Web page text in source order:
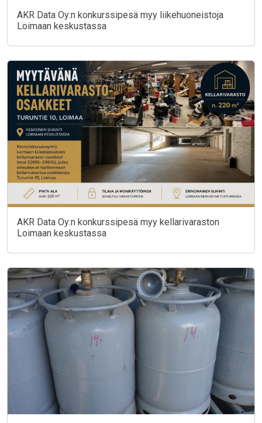
AKR Data Oy:n konkurssipesä myy liikehuoneistoja
Loimaan keskustassa
AKR Data Oy:n konkurssipesä myy kellarivaraston
Loimaan keskustassa